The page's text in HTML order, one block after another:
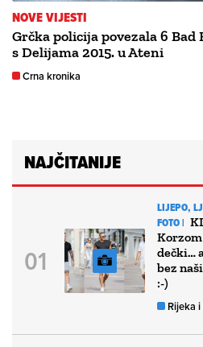
NOVE VIJESTI
Grčka policija povezala 6 Bad
s Delijama 2015. u Ateni
Crna kronika
NAJČITANIJE
LIJEPO,
FOTO |
dečki…
bez
:-)
Rijeka i